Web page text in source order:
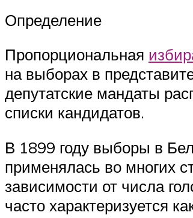
Определение
Пропорциональная
на выборах в
депутатские мандаты
списки кандидатов.
В 1899 году выборы в
применялась во многих
зависимости от числа
часто характеризуется